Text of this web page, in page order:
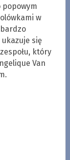
popowym
w
się
który
Van